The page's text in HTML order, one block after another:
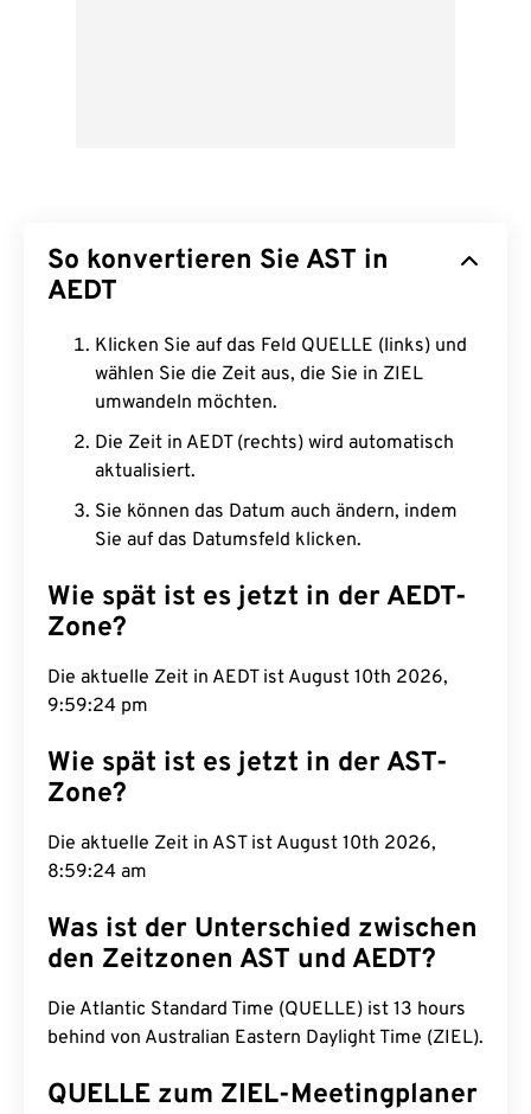
So konvertieren Sie AST in
AEDT
Klicken Sie auf das Feld QUELLE (links) und
wählen Sie die Zeit aus, die Sie in ZIEL
umwandeln möchten.
Die Zeit in AEDT (rechts) wird automatisch
aktualisiert.
Sie können das Datum auch ändern, indem
Sie auf das Datumsfeld klicken.
Wie spät ist es jetzt in der AEDT-
Zone?
Die aktuelle Zeit in AEDT ist August 10th 2026,
9:59:25 pm
Wie spät ist es jetzt in der AST-
Zone?
Die aktuelle Zeit in AST ist August 10th 2026,
8:59:25 am
Was ist der Unterschied zwischen
den Zeitzonen AST und AEDT?
Die Atlantic Standard Time (QUELLE) ist 13 hours
behind von Australian Eastern Daylight Time (ZIEL).
QUELLE zum ZIEL-Meetingplaner